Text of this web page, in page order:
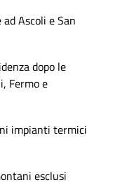
Ascoli e San
dopo le
Fermo e
impianti termici
esclusi